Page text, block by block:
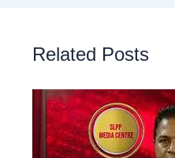
Related Posts